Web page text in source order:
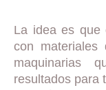
La idea es que
con materiales
maquinarias
resultados para